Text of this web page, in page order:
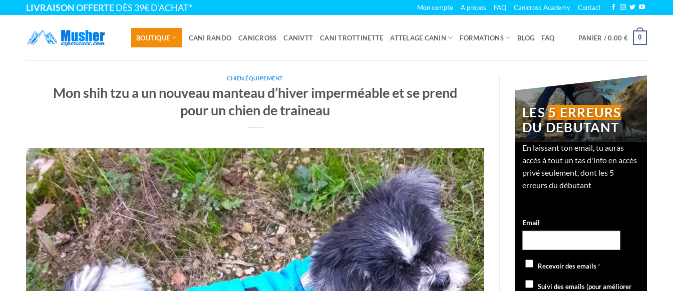
au
LIVRAISON OFFERTEDÈS 39€ D'ACHAT* Mon compte A propos FAQ Canicross Academy Contact
BOUTIQUE CANI RANDO CANICROSS CANIVTT CANI TROTTINETTE ATTELAGE CANIN FORMATIONS BLOG FAQ PANIER /0.00 € 0
CHIEN ,ÉQUIPEMENT
Mon shih tzu a un nouveau manteau d’hiver imperméable et se prend
pour un chien de traineau
LES5 ERREURS
DU DEBUTANT
En laissant ton email, tu auras
accès à tout un tas d'info en accès
privé seulement, dont les 5
erreurs du débutant
Email
Recevoir des emails*
Suivi des emails (pour améliorer